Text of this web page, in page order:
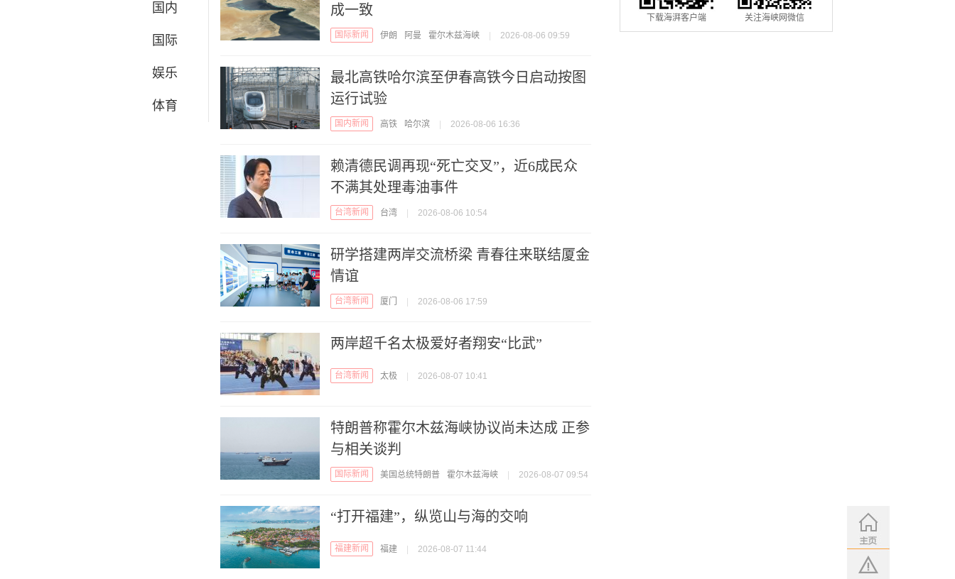
国内
国际
娱乐
体育
成一致
国际新闻 伊朗 阿曼 霍尔木兹海峡 2026-08-06 09:59
最北高铁哈尔滨至伊春高铁今日启动按图
运行试验
国内新闻 高铁 哈尔滨 2026-08-06 16:36
赖清德民调再现“死亡交叉”，近6成民众
不满其处理毒油事件
台湾新闻 台湾 2026-08-06 10:54
研学搭建两岸交流桥梁 青春往来联结厦金
情谊
台湾新闻 厦门 2026-08-06 17:59
两岸超千名太极爱好者翔安“比武”
台湾新闻 太极 2026-08-07 10:41
特朗普称霍尔木兹海峡协议尚未达成 正参
与相关谈判
国际新闻 美国总统特朗普 霍尔木兹海峡 2026-08-07 09:54
“打开福建”，纵览山与海的交响
福建新闻 福建 2026-08-07 11:44
下载海湃客户端 关注海峡网微信